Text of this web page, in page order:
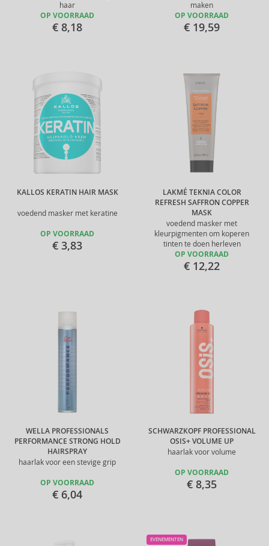
haar
OP VOORRAAD
€ 8,18
maken
OP VOORRAAD
€ 19,59
KALLOS KERATIN HAIR MASK
voedend masker met keratine
OP VOORRAAD
€ 3,83
LAKMÉ TEKNIA COLOR
REFRESH SAFFRON COPPER
MASK
voedend masker met
kleurpigmenten om koperen
tinten te doen herleven
OP VOORRAAD
€ 12,22
WELLA PROFESSIONALS
PERFORMANCE STRONG HOLD
HAIRSPRAY
haarlak voor een stevige grip
OP VOORRAAD
€ 6,04
SCHWARZKOPF PROFESSIONAL
OSIS+ VOLUME UP
haarlak voor volume
OP VOORRAAD
€ 8,35
EVENEMENTEN